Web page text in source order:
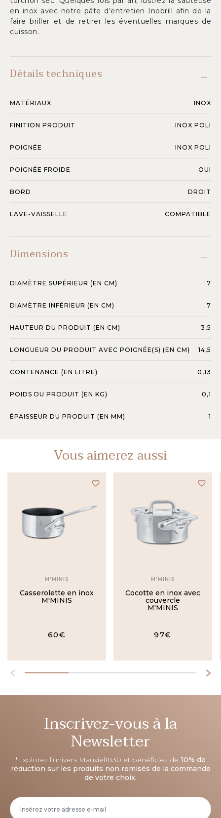
en inox avec notre pâte d’entretien Inobrill afin de la
faire briller et de retirer les éventuelles marques de
cuisson.
Détails techniques
MATÉRIAUX INOX
FINITION PRODUIT INOX POLI
POIGNÉE INOX POLI
POIGNÉE FROIDE OUI
BORD DROIT
LAVE-VAISSELLE COMPATIBLE
Dimensions
DIAMÈTRE SUPÉRIEUR (EN CM) 7
DIAMÈTRE INFÉRIEUR (EN CM) 7
HAUTEUR DU PRODUIT (EN CM) 3,5
LONGUEUR DU PRODUIT AVEC POIGNÉE(S) (EN CM) 14,5
CONTENANCE (EN LITRE) 0,13
POIDS DU PRODUIT (EN KG) 0,1
ÉPAISSEUR DU PRODUIT (EN MM) 1
Vous aimerez aussi
favorite_border
M'MINIS
Casserolette en inox
M'MINIS
60€
favorite_border
M'MINIS
Cocotte en inox avec
couvercle
M'MINIS
97€
Inscrivez-vous à la
Newsletter
*Explorez l’univers Mauviel1830 et bénéficiez de 10% de
réduction sur les produits non remisés de la commande
de votre choix.